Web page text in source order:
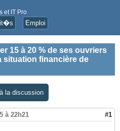
et IT Pro
Emploi
15 à 20 % de ses ouvriers
situation financière de
la discussion
à 22h21 #1